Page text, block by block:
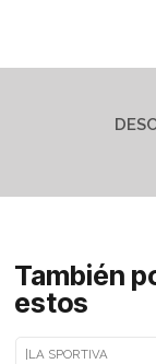
También
estos
LA SPORTIVA